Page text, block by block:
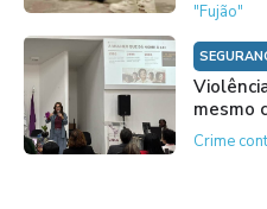
"Fujão"
mesmo
Crime